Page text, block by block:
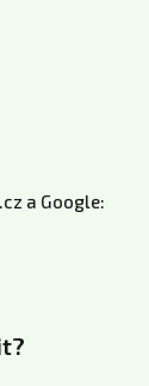
a Google: